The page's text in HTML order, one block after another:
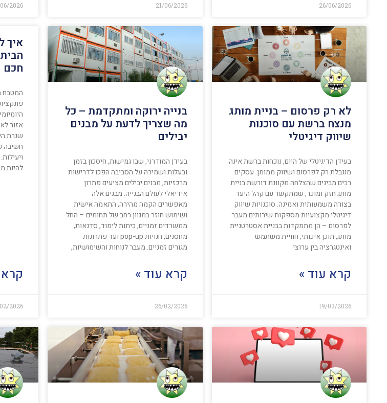
26/06/2026
21/06/2026
2026
לא רק פרסום – בניית מותג
מנצח ברשת עם סוכנות
שיווק דיגיטלי
בעידן הדיגיטלי של היום, נוכחות ברשת אינה
מוגבלת רק לפרסום ושיווק ממומן. עסקים
רבים מבינים שהצלחה מקוונת דורשת בניית
מותג חזק ומוכר, שמתקשר עם קהל היעד
בצורה משמעותית ואמינה. סוכנויות שיווק
דיגיטלי מקצועיות מספקות שירותים מעבר
לפרסום – הן מתמקדות בבניית אסטרטגיית
מותג, תוכן איכותי, חוויית משתמש
ואינטגרציה בין ערוצי
קרא עוד »
19/03/2026
בנייה ירוקה ומתקדמת – כל
מה שצריך לדעת על מבנים
יבילים
בעידן המודרני, שבו גמישות, חיסכון בזמן
ובעלות ושמירה על הסביבה הפכו לדרישות
מרכזיות, מבנים יבילים מציעים פתרון
אידיאלי לעולם הבנייה. מבנים אלה
מאפשרים הקמה מהירה, התאמה אישית
ושימוש חוזר במגוון רחב של תחומים – החל
ממשרדים זמניים, כיתות לימוד, סדנאות,
מחסנים, חנויות pop-up ועד פתרונות
מגורים זמניים. מעבר לנוחות והשימושיות,
קרא עוד »
26/02/2026
איך
חכם
המטבח
אזור
שגרת
חשיבה
להיות
2026